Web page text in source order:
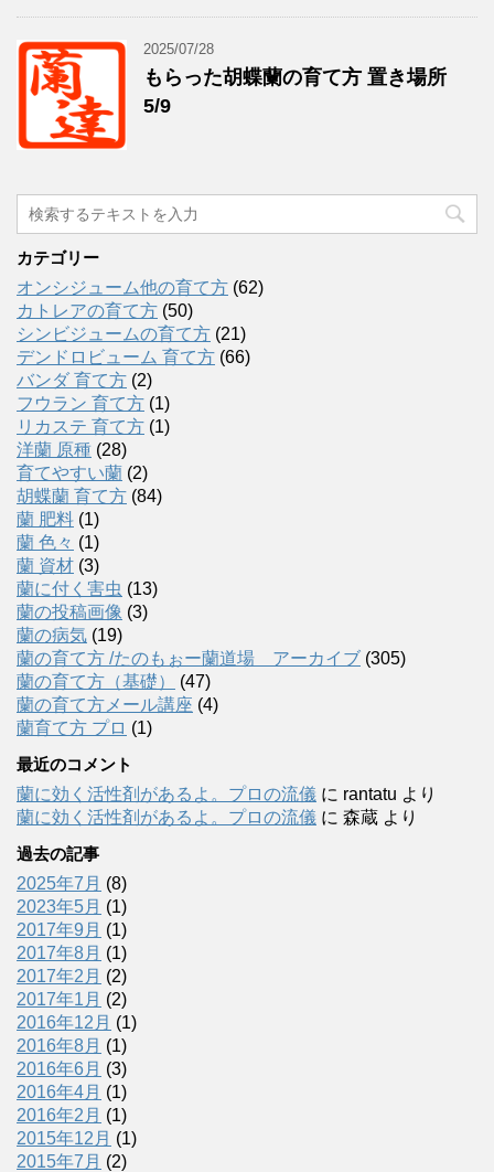
2025/07/28
もらった胡蝶蘭の育て方 置き場所
5/9
カテゴリー
オンシジューム他の育て方 (62)
カトレアの育て方 (50)
シンビジュームの育て方 (21)
デンドロビューム 育て方 (66)
バンダ 育て方 (2)
フウラン 育て方 (1)
リカステ 育て方 (1)
洋蘭 原種 (28)
育てやすい蘭 (2)
胡蝶蘭 育て方 (84)
蘭 肥料 (1)
蘭 色々 (1)
蘭 資材 (3)
蘭に付く害虫 (13)
蘭の投稿画像 (3)
蘭の病気 (19)
蘭の育て方 /たのもぉー蘭道場 アーカイブ (305)
蘭の育て方（基礎）
(47)
蘭の育て方メール講座 (4)
蘭育て方 プロ (1)
最近のコメント
蘭に効く活性剤があるよ。プロの流儀 に rantatu より
蘭に効く活性剤があるよ。プロの流儀 に 森蔵 より
過去の記事
2025年7月 (8)
2023年5月 (1)
2017年9月 (1)
2017年8月 (1)
2017年2月 (2)
2017年1月 (2)
2016年12月 (1)
2016年8月 (1)
2016年6月 (3)
2016年4月 (1)
2016年2月 (1)
2015年12月 (1)
2015年7月 (2)